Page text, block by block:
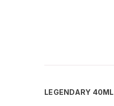
LEGENDARY 40ML